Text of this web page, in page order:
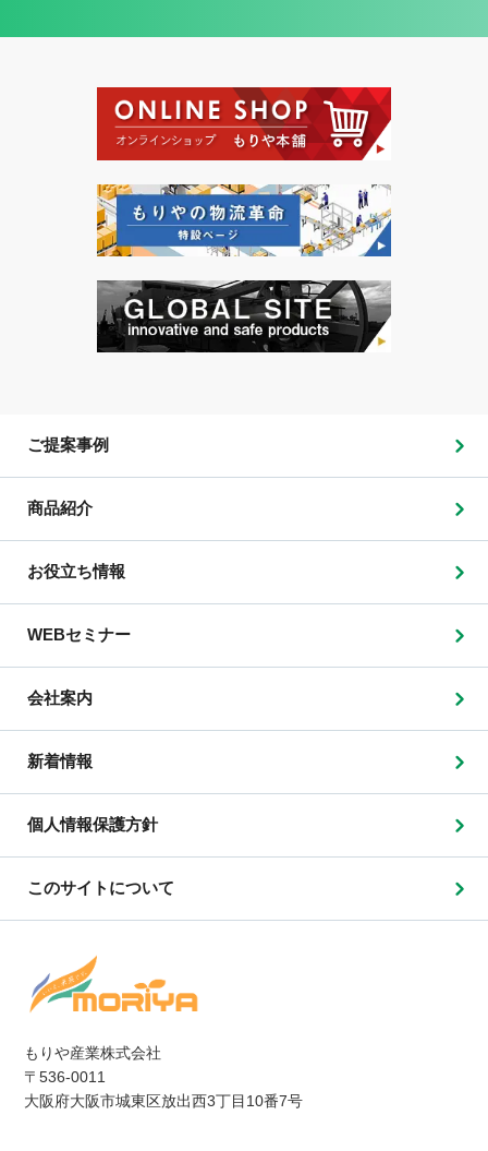
もりや産業株式会社
〒536-0011
大阪府大阪市城東区放出西3丁目10番7号
ご提案事例
商品紹介
お役立ち情報
WEBセミナー
会社案内
新着情報
個人情報保護方針
このサイトについて